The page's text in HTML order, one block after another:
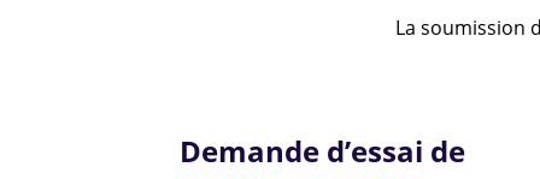
La soumission
Demande d’essai de